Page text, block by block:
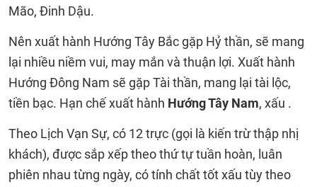
Mão, Đinh Dậu.
Nên xuất hành Hướng Tây Bắc gặp Hỷ thần, sẽ mang
lại nhiều niềm vui, may mắn và thuận lợi. Xuất hành
Hướng Đông Nam sẽ gặp Tài thần, mang lại tài lộc,
tiền bạc. Hạn chế xuất hành Hướng Tây Nam, xấu .
Theo Lịch Vạn Sự, có 12 trực (gọi là kiến trừ thập nhị
khách), được sắp xếp theo thứ tự tuần hoàn, luân
phiên nhau từng ngày, có tính chất tốt xấu tùy theo